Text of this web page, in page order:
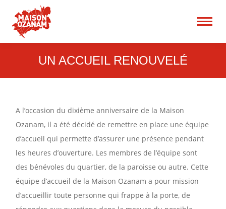
UN ACCUEIL RENOUVELÉ
A l’occasion du dixième anniversaire de la Maison
Ozanam, il a été décidé de remettre en place une équipe
d’accueil qui permette d’assurer une présence pendant
les heures d’ouverture. Les membres de l’équipe sont
des bénévoles du quartier, de la paroisse ou autre. Cette
équipe d’accueil de la Maison Ozanam a pour mission
d’accueillir toute personne qui frappe à la porte, de